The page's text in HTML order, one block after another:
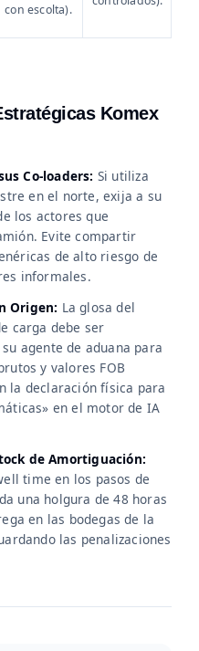
con escolta).
Komex
Co-loaders: Si utiliza
en el norte, exija a su
los actores que
Evite compartir
de alto riesgo de
informales.
Origen: La glosa del
carga debe ser
agente de aduana para
y valores FOB
la declaración física para
en el motor de IA
de Amortiguación:
time en los pasos de
una holgura de 48 horas
en las bodegas de la
las penalizaciones